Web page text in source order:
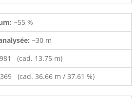
~55 %
~30 m
981 (cad. 13.75 m)
369 (cad. 36.66 m / 37.61 %)